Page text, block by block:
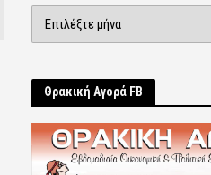
Θρακική Αγορά FB